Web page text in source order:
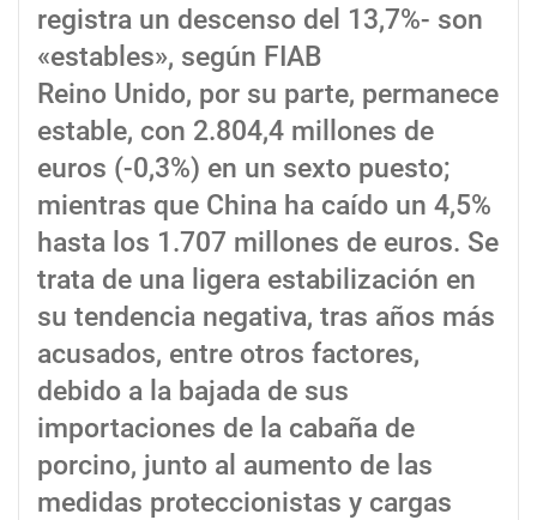
registra un descenso del 13,7%- son
«estables», según FIAB
Reino Unido, por su parte, permanece
estable, con 2.804,4 millones de
euros (-0,3%) en un sexto puesto;
mientras que China ha caído un 4,5%
hasta los 1.707 millones de euros. Se
trata de una ligera estabilización en
su tendencia negativa, tras años más
acusados, entre otros factores,
debido a la bajada de sus
importaciones de la cabaña de
porcino, junto al aumento de las
medidas proteccionistas y cargas